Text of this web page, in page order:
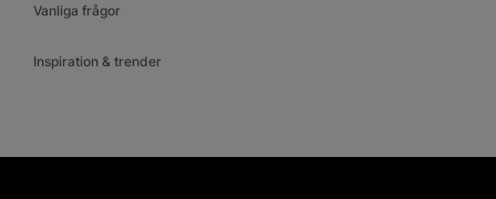
Vanliga frågor
Inspiration & trender